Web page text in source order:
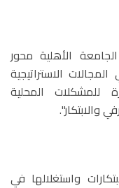
الأهلية محور
الاستراتيجية
للمشكلات المحلية
والابتكار".
واستغلالها في